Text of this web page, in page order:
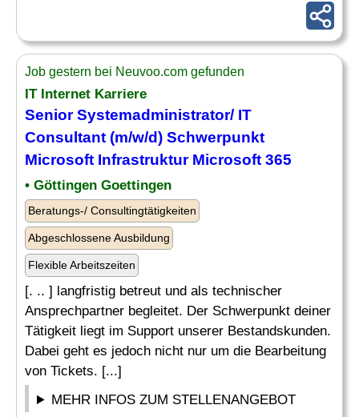
Job gestern bei Neuvoo.com gefunden
ITInternet Karriere
Senior Systemadministrator/ IT
Consultant (m/w/d) Schwerpunkt
Microsoft Infrastruktur Microsoft 365
• Göttingen Goettingen
Beratungs-/ Consultingtätigkeiten
Abgeschlossene Ausbildung
Flexible Arbeitszeiten
[. .. ] langfristig betreut und als technischer
Ansprechpartner begleitet. Der Schwerpunkt deiner
Tätigkeit liegt im Support unserer Bestandskunden.
Dabei geht es jedoch nicht nur um die Bearbeitung
von Tickets. [...]
MEHR INFOS ZUM STELLENANGEBOT